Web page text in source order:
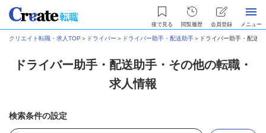
後で見る 閲覧履歴 会員登録 メニュー
クリエイト転職・求人TOP ＞ ドライバー ＞ ドライバー助手・配送助手＞ ドライバー助手・配送
ドライバー助手・配送助手・その他の転職・
求人情報
検索条件の設定